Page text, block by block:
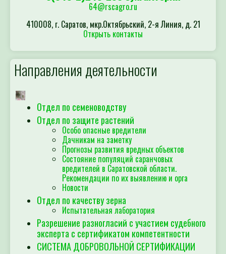
64@rscagro.ru
410008, г. Саратов, мкр.Октябрьский, 2-я Линия, д. 21
Открыть контакты
Направления деятельности
Отдел по семеноводству
Отдел по защите растений
Особо опасные вредители
Дачникам на заметку
Прогнозы развития вредных объектов
Состояние популяций саранчовых
вредителей в Саратовской области.
Рекомендации по их выявлению и орга
Новости
Отдел по качеству зерна
Испытательная лаборатория
Разрешение разногласий с участием судебного
эксперта с сертификатом компетентности
СИСТЕМА ДОБРОВОЛЬНОЙ СЕРТИФИКАЦИИ